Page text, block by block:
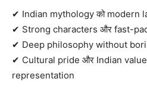
✔ Indian mythology को modern
✔ Strong characters और fast-
✔ Deep philosophy without
✔ Cultural pride और Indian
representation